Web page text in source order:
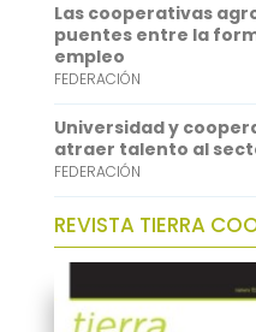
Las cooperativas
puentes entre la
empleo
FEDERACIÓN
Universidad y
atraer talento al
FEDERACIÓN
REVISTA TIERRA